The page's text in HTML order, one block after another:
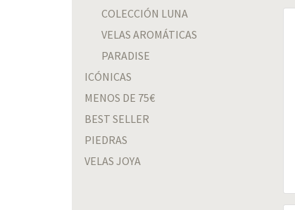
COLECCIÓN LUNA
VELAS AROMÁTICAS
PARADISE
ICÓNICAS
MENOS DE 75€
BEST SELLER
PIEDRAS
VELAS JOYA